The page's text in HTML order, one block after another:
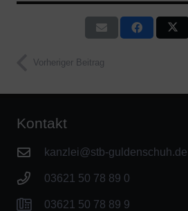
Vorheriger Beitrag
Kontakt
kanzlei@stb-guldenschuh.de
03621 50 78 89 0
03621 50 78 89 9